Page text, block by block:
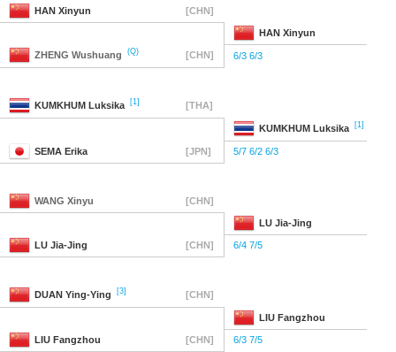
HAN Xinyun [CHN]
HAN Xinyun
ZHENG Wushuang (Q) [CHN] 6/3 6/3
KUMKHUM Luksika [1] [THA]
KUMKHUM Luksika [1]
SEMA Erika [JPN] 5/7 6/2 6/3
WANG Xinyu [CHN]
LU Jia-Jing
LU Jia-Jing [CHN] 6/4 7/5
DUAN Ying-Ying [3] [CHN]
LIU Fangzhou
LIU Fangzhou [CHN] 6/3 7/5